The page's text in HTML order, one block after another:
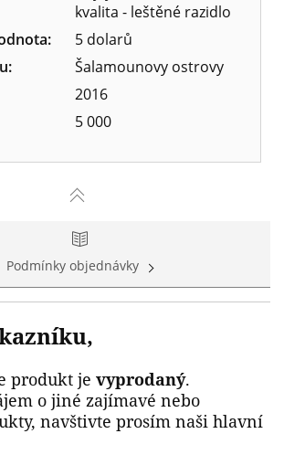
kvalita - leštěné razidlo
5 dolarů
Šalamounovy ostrovy
2016
5 000
Podmínky objednávky
produkt je vyprodaný.
o jiné zajímavé nebo
navštivte prosím naši hlavní